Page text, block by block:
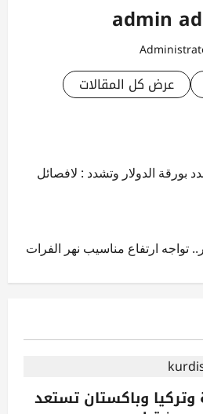
admin
عرض كل المقالات
بورقة الدولار وتشدد : لافصائل
تواجه ارتفاع مناسيب نهر الفرات
وتركيا وباكستان تستعد